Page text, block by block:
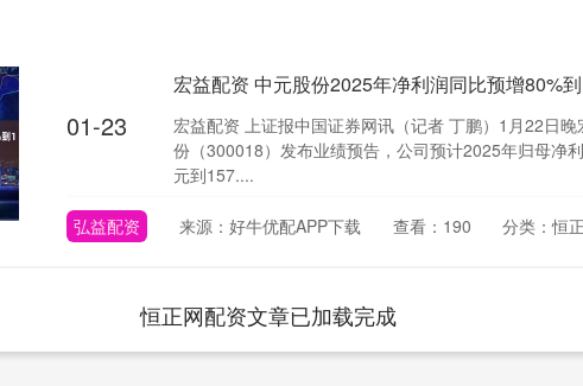
01-23
宏益配资 中元股份2025年净利润同比预增80%
宏益配资 上证报中国证券网讯（记者 丁鹏）1月22日
份（300018）发布业绩预告，公司预计2025年归母净
元到157....
弘益配资 来源：好牛优配APP下载 查看：190 分类：恒
恒正网配资文章已加载完成